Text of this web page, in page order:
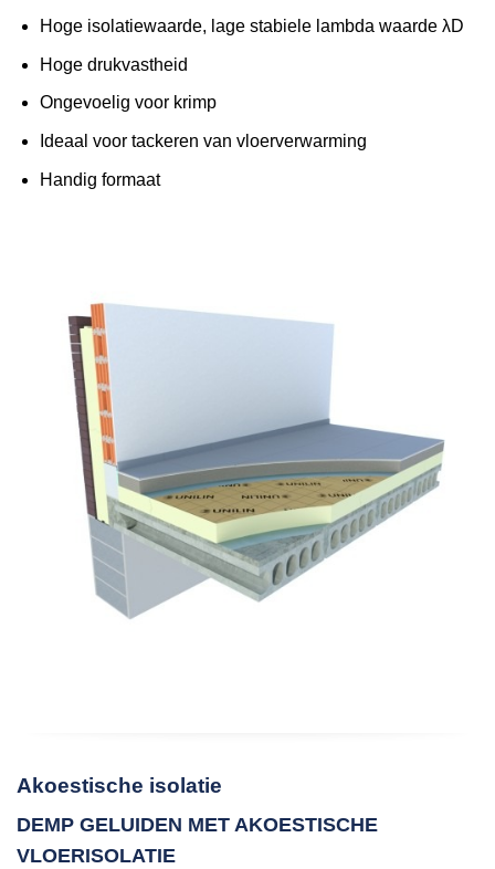
Hoge isolatiewaarde, lage stabiele lambda waarde λD
Hoge drukvastheid
Ongevoelig voor krimp
Ideaal voor tackeren van vloerverwarming
Handig formaat
Akoestische isolatie
DEMP GELUIDEN MET AKOESTISCHE
VLOERISOLATIE